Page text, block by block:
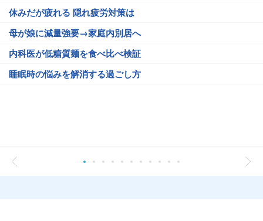
休みだが疲れる 隠れ疲労対策は
母が娘に減量強要→家庭内別居へ
内科医が低糖質麺を食べ比べ検証
睡眠時の悩みを解消する過ごし方